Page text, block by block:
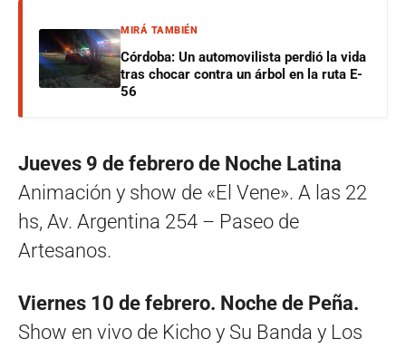
MIRÁ TAMBIÉN
Córdoba: Un automovilista perdió la vida
tras chocar contra un árbol en la ruta E-
56
Jueves 9 de febrero de Noche Latina
Animación y show de «El Vene». A las 22
hs, Av. Argentina 254 – Paseo de
Artesanos.
Viernes 10 de febrero. Noche de Peña.
Show en vivo de Kicho y Su Banda y Los